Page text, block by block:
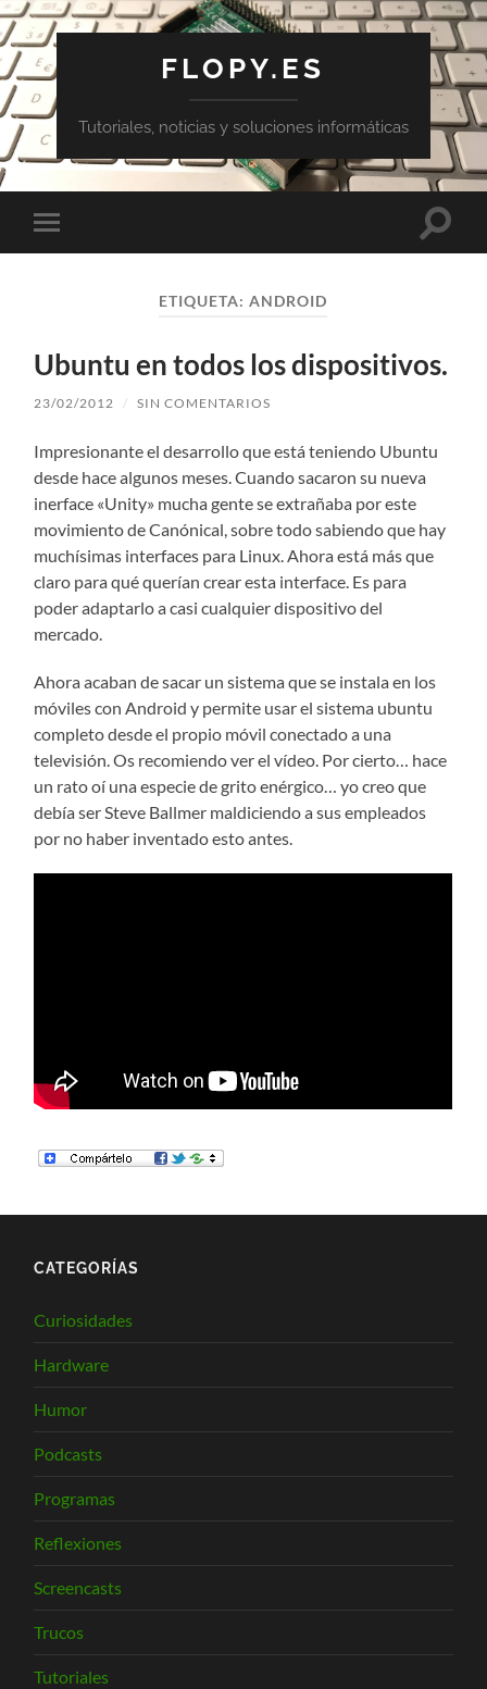
FLOPY.ES
Tutoriales, noticias y soluciones informáticas
Alternar
el
ETIQUETA:ANDROID
Ubuntu en todos los dispositivos.
23/02/2012 / SIN COMENTARIOS
Impresionante el desarrollo que está teniendo Ubuntu
desde hace algunos meses. Cuando sacaron su nueva
inerface «Unity» mucha gente se extrañaba por este
movimiento de Canónical, sobre todo sabiendo que hay
muchísimas interfaces para Linux. Ahora está más que
claro para qué querían crear esta interface. Es para
poder adaptarlo a casi cualquier dispositivo del
mercado.
Ahora acaban de sacar un sistema que se instala en los
móviles con Android y permite usar el sistema ubuntu
completo desde el propio móvil conectado a una
televisión. Os recomiendo ver el vídeo. Por cierto… hace
un rato oí una especie de grito enérgico… yo creo que
debía ser Steve Ballmer maldiciendo a sus empleados
por no haber inventado esto antes.
CATEGORÍAS
Curiosidades
Hardware
Humor
Podcasts
Programas
Reflexiones
Screencasts
Trucos
Tutoriales